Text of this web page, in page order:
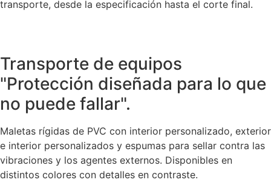
transporte, desde la especificación hasta el corte final.
Transporte de equipos
"Protección diseñada para lo que
no puede fallar".
Maletas rígidas de PVC con interior personalizado, exterior
e interior personalizados y espumas para sellar contra las
vibraciones y los agentes externos. Disponibles en
distintos colores con detalles en contraste.